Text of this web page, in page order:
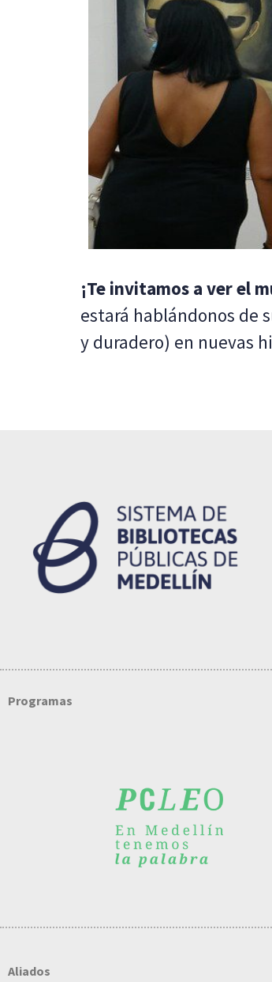
¡Te invitamos a ver el
estará hablándonos de
y duradero) en nuevas
Programas
Aliados